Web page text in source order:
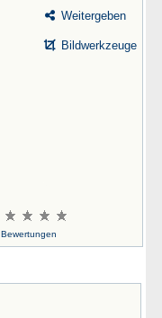
Weitergeben
Bildwerkzeuge
Bewertungen